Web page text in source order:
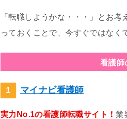
「転職しようかな・・・」とお考
っておくことで、今すぐではなく
看護師
マイナビ看護師
実力No.1の看護師転職サイト！業